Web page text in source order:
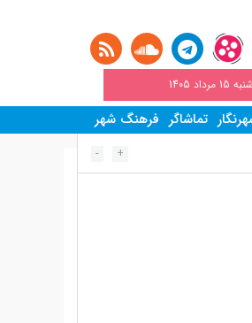
تماشاگر فرهنگ شهر
+
-